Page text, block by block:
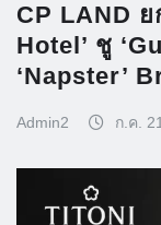
CP LAND
Hotel’ ชู
‘Napster’
Admin2 ก.ค.